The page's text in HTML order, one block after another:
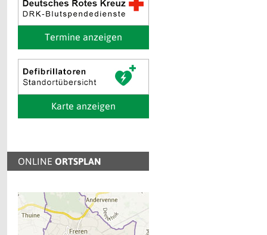
Termine anzeigen
Karte anzeigen
ONLINE ORTSPLAN